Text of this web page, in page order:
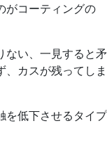
がコーティングの
い、 一見すると矛
、カスが残ってしま
を低下させるタイプ